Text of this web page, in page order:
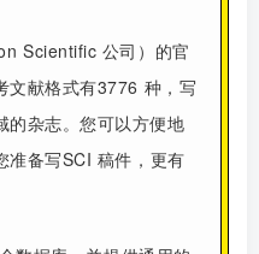
Scientific 公司）的官
文献格式有3776 种，写
的杂志。您可以方便地
准备写SCI 稿件，更有